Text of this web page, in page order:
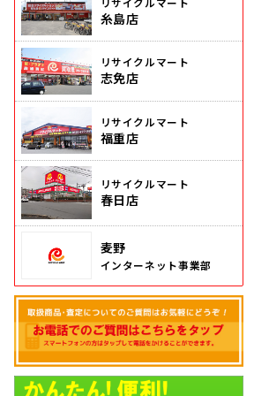
糸島店
リサイクルマート
志免店
リサイクルマート
福重店
リサイクルマート
春日店
麦野
インターネット事業部